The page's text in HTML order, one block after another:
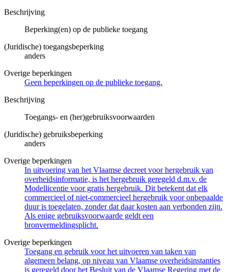
Beschrijving
Beperking(en) op de publieke toegang
(Juridische) toegangsbeperking
anders
Overige beperkingen
Geen beperkingen op de publieke toegang.
Beschrijving
Toegangs- en (her)gebruiksvoorwaarden
(Juridische) gebruiksbeperking
anders
Overige beperkingen
In uitvoering van het Vlaamse decreet voor hergebruik van
overheidsinformatie, is het hergebruik geregeld d.m.v. de
Modellicentie voor gratis hergebruik. Dit betekent dat elk
commercieel of niet-commercieel hergebruik voor onbepaalde
duur is toegelaten, zonder dat daar kosten aan verbonden zijn.
Als enige gebruiksvoorwaarde geldt een
bronvermeldingsplicht.
Overige beperkingen
Toegang en gebruik voor het uitvoeren van taken van
algemeen belang, op niveau van Vlaamse overheidsinstanties
is geregeld door het Besluit van de Vlaamse Regering met de